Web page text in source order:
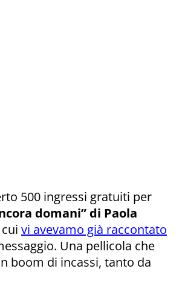
500 ingressi gratuiti per
domani” di Paola
vi avevamo già raccontato
Una pellicola che
boom di incassi, tanto da